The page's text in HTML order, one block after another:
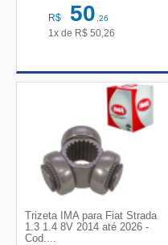
R$ 50,26
1x de R$ 50,26
Trizeta IMA para Fiat Strada
1.3 1.4 8V 2014 até 2026 -
Cod....